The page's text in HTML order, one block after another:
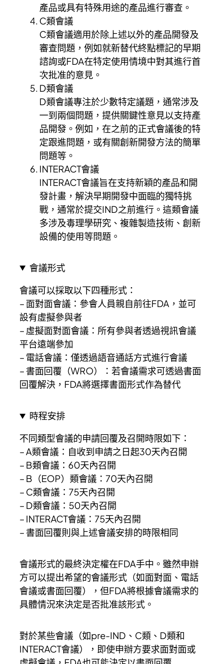
產品或具有特殊用途的產品進行審查。
C類會議
C類會議適用於除上述以外的產品開發及
審查問題，例如就新替代終點標記的早期
諮詢或FDA在特定使用情境中對其進行首
次批准的意見。
D類會議
D類會議專注於少數特定議題，通常涉及
一到兩個問題，提供關鍵性意見以支持產
品開發。例如，在之前的正式會議後的特
定跟進問題，或有關創新開發方法的簡單
問題等。
INTERACT會議
INTERACT會議旨在支持新穎的產品和開
發計畫，解決早期開發中面臨的獨特挑
戰，通常於提交IND之前進行。這類會議
多涉及毒理學研究、複雜製造技術、創新
設備的使用等問題。
會議形式
會議可以採取以下四種形式：
– 面對面會議：參會人員親自前往FDA，並可
設有虛擬參與者
– 虛擬面對面會議：所有參與者透過視訊會議
平台遠端參加
– 電話會議：僅透過語音通話方式進行會議
– 書面回覆（WRO）：若會議需求可透過書面
回覆解決，FDA將選擇書面形式作為替代
時程安排
不同類型會議的申請回覆及召開時限如下：
– A類會議：自收到申請之日起30天內召開
– B類會議：60天內召開
– B（EOP）類會議：70天內召開
– C類會議：75天內召開
– D類會議：50天內召開
– INTERACT會議：75天內召開
– 書面回覆則與上述會議安排的時限相同
會議形式的最終決定權在FDA手中。雖然申辦
方可以提出希望的會議形式（如面對面、電話
會議或書面回覆），但FDA將根據會議需求的
具體情況來決定是否批准該形式。
對於某些會議（如pre-IND、C類、D類和
INTERACT會議），即使申辦方要求面對面或